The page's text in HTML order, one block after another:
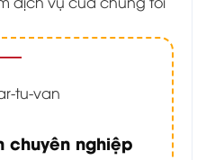
chuyên nghiệp